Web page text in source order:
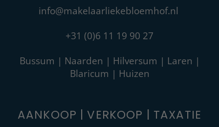
info@makelaarliekebloemhof.nl
+31 (0)6 11 19 90 27‬
Bussum | Naarden | Hilversum | Laren |
Blaricum | Huizen
AANKOOP | VERKOOP | TAXATIE